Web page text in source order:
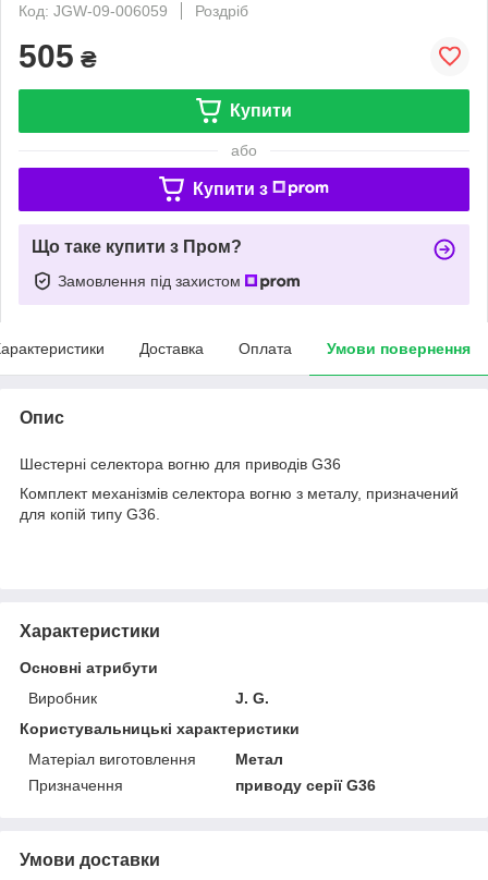
Код: JGW-09-006059
Роздріб
505 ₴
Купити
або
Купити з
Що таке купити з Пром?
Замовлення під захистом
Доставка Оплата Умови повернення
Опис
Шестерні селектора вогню для приводів G36
Комплект механізмів селектора вогню з металу, призначений
для копій типу G36.
Характеристики
Основні атрибути
Виробник
J. G.
Користувальницькі характеристики
Матеріал виготовлення
Метал
Призначення
приводу серії G36
Умови доставки